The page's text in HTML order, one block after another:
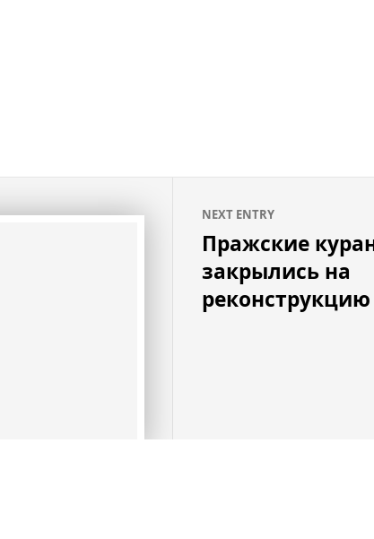
NEXT ENTRY
Пражские
закрылись на
реконструкцию